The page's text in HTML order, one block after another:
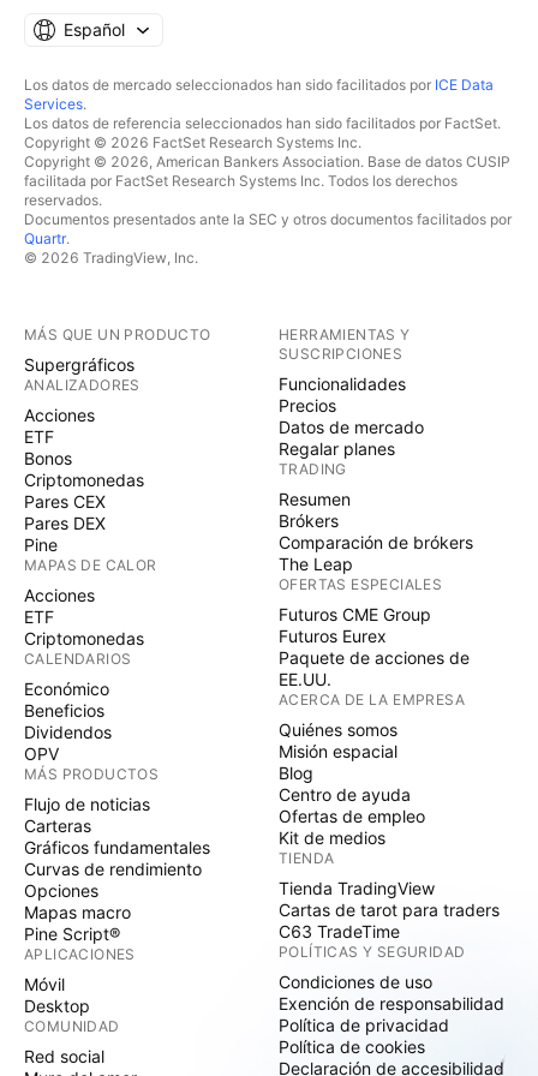
por mensaje privado, con gusto te atenderé. ¡Gracias
Commercium Hispanus El comercio de
criptomonedas está sujeto a un alto riesgo de
mercado. Realice sus operaciones con precaución.
Siempre hago lo posible para elegir monedas de alta
calidad, pero no seré responsable de sus pérdidas
comerciales.
Español
Los datos de mercado seleccionados han sido facilitados por ICE Data
Services.
Los datos de referencia seleccionados han sido facilitados por FactSet.
Copyright © 2026 FactSet Research Systems Inc.
Copyright © 2026, American Bankers Association. Base de datos CUSIP
facilitada por FactSet Research Systems Inc. Todos los derechos
reservados.
Documentos presentados ante la SEC y otros documentos facilitados por
Quartr.
© 2026 TradingView, Inc.
MÁS QUE UN PRODUCTO
Supergráficos
ANALIZADORES
Acciones
ETF
Bonos
Criptomonedas
Pares CEX
Pares DEX
Pine
MAPAS DE CALOR
Acciones
ETF
Criptomonedas
CALENDARIOS
Económico
Beneficios
Dividendos
OPV
MÁS PRODUCTOS
Flujo de noticias
Carteras
Gráficos fundamentales
Curvas de rendimiento
Opciones
Mapas macro
Pine Script®
APLICACIONES
Móvil
Desktop
COMUNIDAD
Red social
HERRAMIENTAS Y
SUSCRIPCIONES
Funcionalidades
Precios
Datos de mercado
Regalar planes
TRADING
Resumen
Brókers
Comparación de brókers
The Leap
OFERTAS ESPECIALES
Futuros CME Group
Futuros Eurex
Paquete de acciones de
EE.UU.
ACERCA DE LA EMPRESA
Quiénes somos
Misión espacial
Blog
Centro de ayuda
Ofertas de empleo
Kit de medios
TIENDA
Tienda TradingView
Cartas de tarot para traders
C63 TradeTime
POLÍTICAS Y SEGURIDAD
Condiciones de uso
Exención de responsabilidad
Política de privacidad
Política de cookies
Declaración de accesibilidad